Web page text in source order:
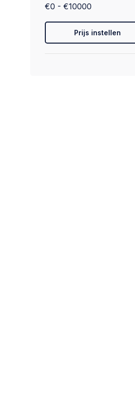
€0 - €10000
Prijs instellen